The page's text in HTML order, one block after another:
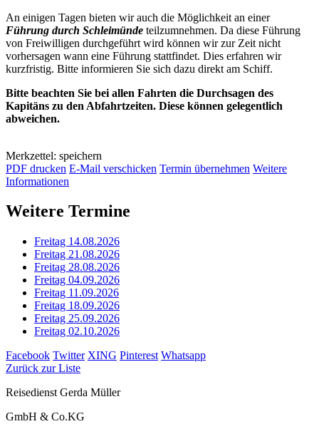
An einigen Tagen bieten wir auch die Möglichkeit an einer
Führung durch Schleimünde teilzumnehmen. Da diese Führung
von Freiwilligen durchgeführt wird können wir zur Zeit nicht
vorhersagen wann eine Führung stattfindet. Dies erfahren wir
kurzfristig. Bitte informieren Sie sich dazu direkt am Schiff.
Bitte beachten Sie bei allen Fahrten die Durchsagen des
Kapitäns zu den Abfahrtzeiten. Diese können gelegentlich
abweichen.
Merkzettel: speichern
PDF drucken E-Mail verschicken Termin übernehmen Weitere
Informationen
Weitere Termine
Freitag 14.08.2026
Freitag 21.08.2026
Freitag 28.08.2026
Freitag 04.09.2026
Freitag 11.09.2026
Freitag 18.09.2026
Freitag 25.09.2026
Freitag 02.10.2026
Facebook Twitter XING Pinterest Whatsapp
Zurück zur Liste
Reisedienst Gerda Müller
GmbH & Co.KG